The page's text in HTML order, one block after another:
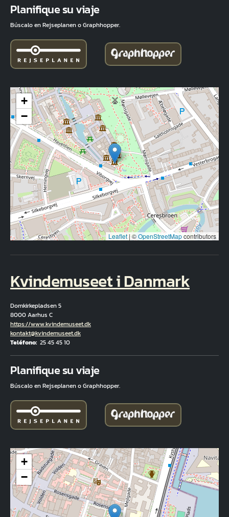
Planifique su viaje
Búscalo en Rejseplanen o Graphhopper.
+
−
Leaflet |©OpenStreetMapcontributors
Kvindemuseet i Danmark
Domkirkepladsen 5
8000 Aarhus C
Hjemmeside
https://www.kvindemuseet.dk
Correo electrónico
kontakt@kvindemuseet.dk
Teléfono 25 45 45 10
Planifique su viaje
Búscalo en Rejseplanen o Graphhopper.
+
−